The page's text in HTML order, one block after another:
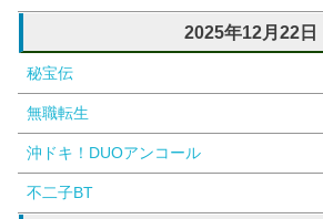
2025年12月22日
秘宝伝
無職転生
沖ドキ！DUOアンコール
不二子BT